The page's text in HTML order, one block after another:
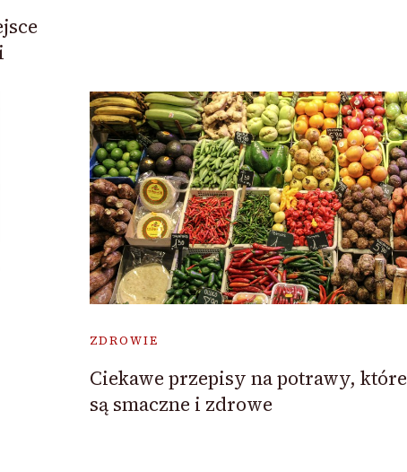
ZDROWIE
Ciekawe przepisy na potrawy, które
są smaczne i zdrowe